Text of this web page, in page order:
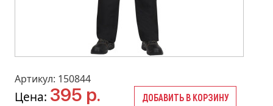
Артикул: 150844
Цена: 395 р. ДОБАВИТЬ В КОРЗИНУ